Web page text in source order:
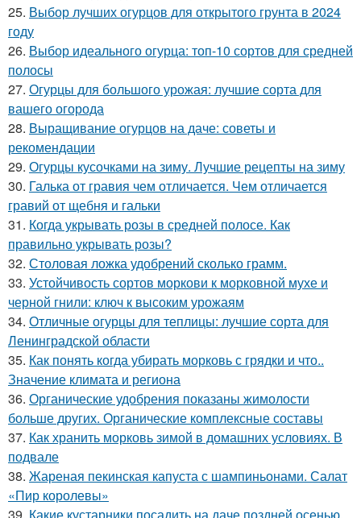
25. Выбор лучших огурцов для открытого грунта в 2024
году
26. Выбор идеального огурца: топ-10 сортов для средней
полосы
27. Огурцы для большого урожая: лучшие сорта для
вашего огорода
28. Выращивание огурцов на даче: советы и
рекомендации
29. Огурцы кусочками на зиму. Лучшие рецепты на зиму
30. Галька от гравия чем отличается. Чем отличается
гравий от щебня и гальки
31. Когда укрывать розы в средней полосе. Как
правильно укрывать розы?
32. Столовая ложка удобрений сколько грамм.
33. Устойчивость сортов моркови к морковной мухе и
черной гнили: ключ к высоким урожаям
34. Отличные огурцы для теплицы: лучшие сорта для
Ленинградской области
35. Как понять когда убирать морковь с грядки и что..
Значение климата и региона
36. Органические удобрения показаны жимолости
больше других. Органические комплексные составы
37. Как хранить морковь зимой в домашних условиях. В
подвале
38. Жареная пекинская капуста с шампиньонами. Салат
«Пир королевы»